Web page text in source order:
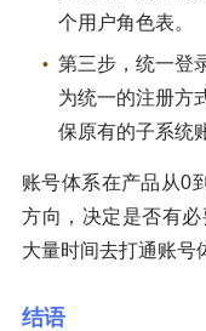
个用户角色表。
第三步，统一登
为统一的注册方
保原有的子系统
账号体系在产品从0
方向，决定是否有
大量时间去打通账号
结语